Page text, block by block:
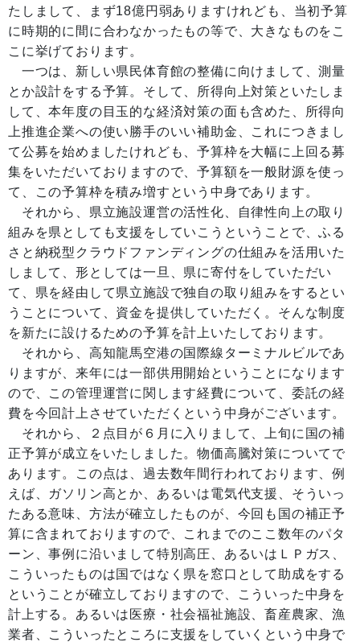
たしまして、まず18億円弱ありますけれども、当初予算
に時期的に間に合わなかったもの等で、大きなものをこ
こに挙げております。
一つは、新しい県民体育館の整備に向けまして、測量
とか設計をする予算。そして、所得向上対策といたしま
して、本年度の目玉的な経済対策の面も含めた、所得向
上推進企業への使い勝手のいい補助金、これにつきまし
て公募を始めましたけれども、予算枠を大幅に上回る募
集をいただいておりますので、予算額を一般財源を使っ
て、この予算枠を積み増すという中身であります。
それから、県立施設運営の活性化、自律性向上の取り
組みを県としても支援をしていこうということで、ふる
さと納税型クラウドファンディングの仕組みを活用いた
しまして、形としては一旦、県に寄付をしていただい
て、県を経由して県立施設で独自の取り組みをするとい
うことについて、資金を提供していただく。そんな制度
を新たに設けるための予算を計上いたしております。
それから、高知龍馬空港の国際線ターミナルビルであ
りますが、来年には一部供用開始ということになります
ので、この管理運営に関します経費について、委託の経
費を今回計上させていただくという中身がございます。
それから、２点目が６月に入りまして、上旬に国の補
正予算が成立をいたしました。物価高騰対策についてで
あります。この点は、過去数年間行われております、例
えば、ガソリン高とか、あるいは電気代支援、そういっ
たある意味、方法が確立したものが、今回も国の補正予
算に含まれておりますので、これまでのここ数年のパタ
ーン、事例に沿いまして特別高圧、あるいはＬＰガス、
こういったものは国ではなく県を窓口として助成をする
ということが確立しておりますので、こういった中身を
計上する。あるいは医療・社会福祉施設、畜産農家、漁
業者、こういったところに支援をしていくという中身で